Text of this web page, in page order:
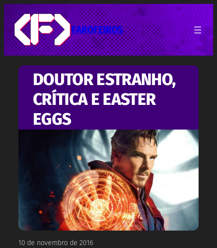
Pular
para
o
conteúdo
FAROFEIROS
DOUTOR ESTRANHO,
CRÍTICA E EASTER
EGGS
10 de novembro de 2016